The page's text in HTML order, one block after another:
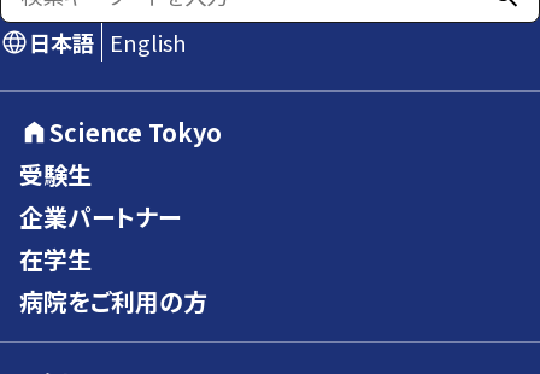
日本語 English
Science Tokyo
受験生
企業パートナー
在学生
病院をご利用の方